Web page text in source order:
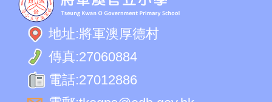
地址:將軍澳厚德村
傳真:27060884
電話:27012886